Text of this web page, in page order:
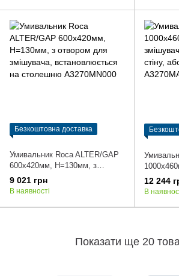
Безкоштовна доставка
Умивальник Roca ALTER/GAP
600х420мм, H=130мм, з
отвором для змішувача,
встановлюється на столешню
9 021 грн
В наявності
або на
12 244
В
Показати ще 20